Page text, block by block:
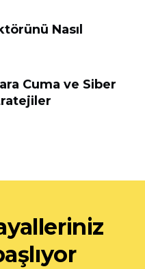
Nasıl
Cuma ve Siber